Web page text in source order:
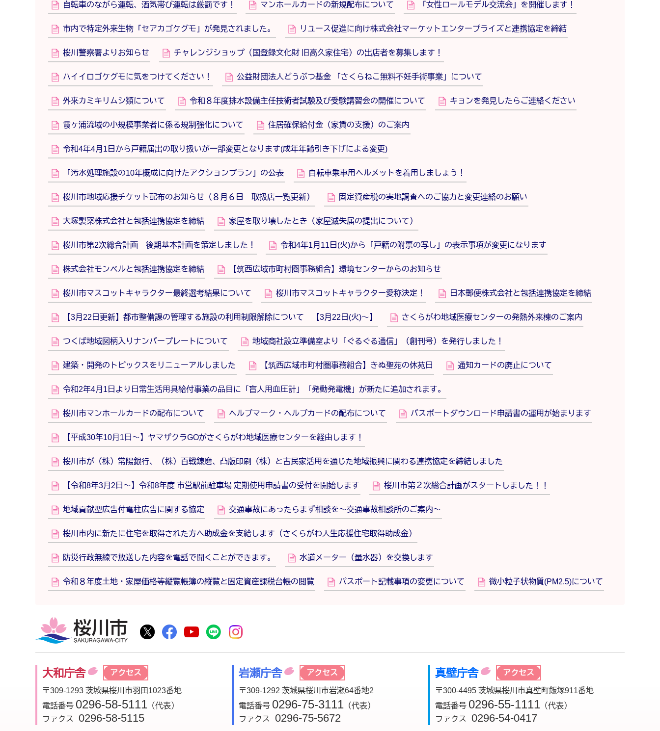
自転車のながら運転、酒気帯び運転は厳罰です！ マンホールカードの新規配布について 「女性ロールモデル交流会」を開催します！
市内で特定外来生物「セアカゴケグモ」が発見されました。 リユース促進に向け株式会社マーケットエンタープライズと連携協定を締結
桜川警察署よりお知らせ チャレンジショップ（国登録文化財 旧高久家住宅）の出店者を募集します！
ハイイロゴケグモに気をつけてください！ 公益財団法人どうぶつ基金 「さくらねこ無料不妊手術事業」について
外来カミキリムシ類について 令和８年度排水設備主任技術者試験及び受験講習会の開催について キョンを発見したらご連絡ください
霞ヶ浦流域の小規模事業者に係る規制強化について 住居確保給付金（家賃の支援）のご案内
令和4年4月1日から戸籍届出の取り扱いが一部変更となります(成年年齢引き下げによる変更)
「汚水処理施設の10年概成に向けたアクションプラン」の公表 自転車乗車用ヘルメットを着用しましょう！
桜川市地域応援チケット配布のお知らせ（８月６日 取扱店一覧更新） 固定資産税の実地調査へのご協力と変更連絡のお願い
大塚製薬株式会社と包括連携協定を締結 家屋を取り壊したとき（家屋滅失届の提出について）
桜川市第2次総合計画 後期基本計画を策定しました！ 令和4年1月11日(火)から「戸籍の附票の写し」の表示事項が変更になります
株式会社モンベルと包括連携協定を締結 【筑西広域市町村圏事務組合】環境センターからのお知らせ
桜川市マスコットキャラクター最終選考結果について 桜川市マスコットキャラクター愛称決定！ 日本郵便株式会社と包括連携協定を締結
【3月22日更新】都市整備課の管理する施設の利用制限解除について 【3月22日(火)～】 さくらがわ地域医療センターの発熱外来棟のご案内
つくば地域図柄入りナンバープレートについて 地域商社設立準備室より「ぐるぐる通信」（創刊号）を発行しました！
建築・開発のトピックスをリニューアルしました 【筑西広域市町村圏事務組合】きぬ聖苑の休苑日 通知カードの廃止について
令和2年4月1日より日常生活用具給付事業の品目に「盲人用血圧計」「発動発電機」が新たに追加されます。
桜川市マンホールカードの配布について ヘルプマーク・ヘルプカードの配布について パスポートダウンロード申請書の運用が始まります
【平成30年10月1日～】ヤマザクラGOがさくらがわ地域医療センターを経由します！
桜川市が（株）常陽銀行、（株）百戦錬磨、凸版印刷（株）と古民家活用を通じた地域振興に関わる連携協定を締結しました
【令和8年3月2日～】令和8年度 市営駅前駐車場 定期使用申請書の受付を開始します 桜川市第２次総合計画がスタートしました！！
地域貢献型広告付電柱広告に関する協定 交通事故にあったらまず相談を～交通事故相談所のご案内～
桜川市内に新たに住宅を取得された方へ助成金を支給します（さくらがわ人生応援住宅取得助成金）
防災行政無線で放送した内容を電話で聞くことができます。 水道メーター（量水器）を交換します
令和８年度土地・家屋価格等縦覧帳簿の縦覧と固定資産課税台帳の閲覧 パスポート記載事項の変更について 微小粒子状物質(PM2.5)について
桜川市公式Twitter
桜川市公式Facebook
桜川市公式YouTube
桜川市公式LINE
大和庁舎 アクセス
〒309-1293 茨城県桜川市羽田1023番地
電話番号 0296-58-5111 （代表）
ファクス
0296-58-5115
岩瀬庁舎 アクセス
〒309-1292 茨城県桜川市岩瀬64番地2
電話番号 0296-75-3111 （代表）
ファクス
0296-75-5672
真壁庁舎 アクセス
〒300-4495 茨城県桜川市真壁町飯塚911番地
電話番号 0296-55-1111 （代表）
ファクス
0296-54-0417